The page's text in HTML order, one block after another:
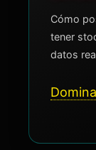
Cómo
tener
datos